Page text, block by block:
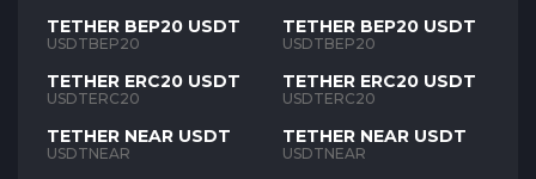
TETHER BEP20 USDT
USDTBEP20
TETHER ERC20 USDT
USDTERC20
TETHER NEAR USDT
USDTNEAR
TETHER BEP20 USDT
USDTBEP20
TETHER ERC20 USDT
USDTERC20
TETHER NEAR USDT
USDTNEAR